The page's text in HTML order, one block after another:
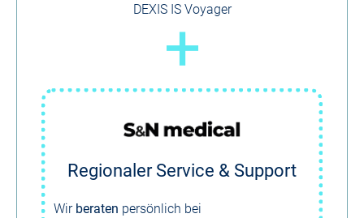
DEXIS IS Voyager
+
Regionaler Service & Support
Wir beraten persönlich bei